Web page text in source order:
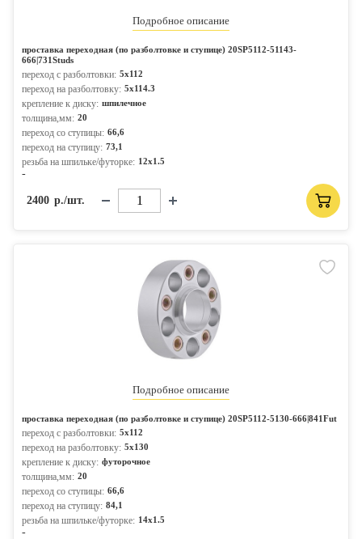
Подробное описание
проставка переходная (по разболтовке и ступице) 20SP5112-51143-
666|731Studs
переход с разболтовки: 5x112
переход на разболтовку: 5x114.3
крепление к диску: шпилечное
толщина,мм: 20
переход со ступицы: 66,6
переход на ступицу: 73,1
резьба на шпильке/футорке: 12x1.5
-
2400 р./шт.
Подробное описание
проставка переходная (по разболтовке и ступице) 20SP5112-5130-666|841Fut
переход с разболтовки: 5x112
переход на разболтовку: 5x130
крепление к диску: футорочное
толщина,мм: 20
переход со ступицы: 66,6
переход на ступицу: 84,1
резьба на шпильке/футорке: 14x1.5
-